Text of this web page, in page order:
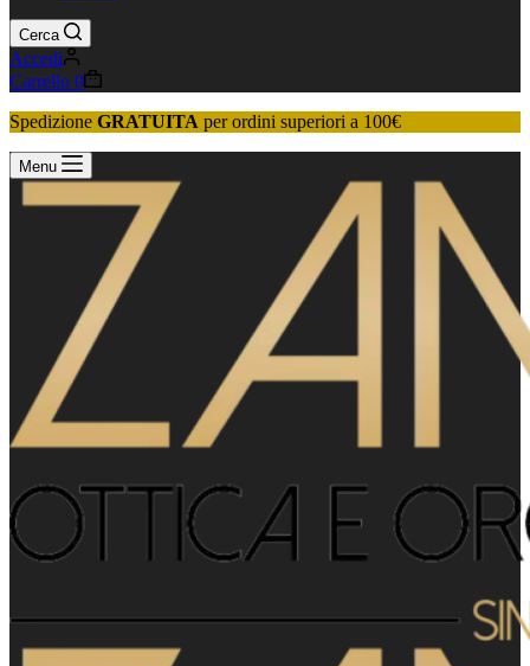
Cerca
Accedi
Carrello 0
Spedizione GRATUITA per ordini superiori a 100€
Menu